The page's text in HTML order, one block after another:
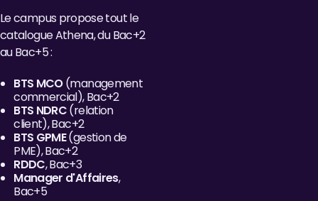
Le campus propose tout le
catalogue Athena, du Bac+2
au Bac+5 :
BTS MCO(management
commercial), Bac+2
BTS NDRC(relation
client), Bac+2
BTS GPME(gestion de
PME), Bac+2
RDDC, Bac+3
Manager d'Affaires,
Bac+5